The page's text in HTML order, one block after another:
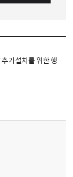
가설치를 위한 행